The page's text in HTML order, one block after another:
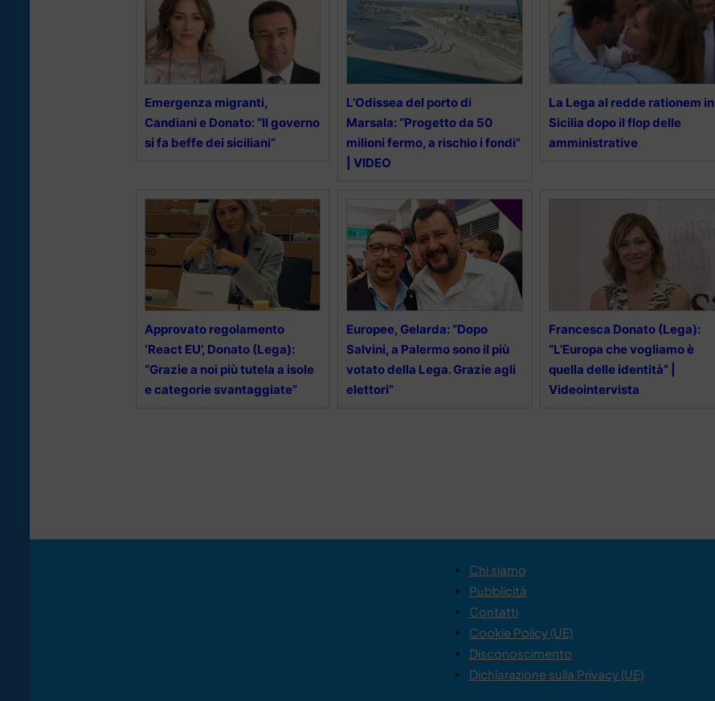
Emergenza migranti,
Candiani e Donato: “Il governo
si fa beffe dei siciliani”
L’Odissea del porto di
Marsala: “Progetto da 50
milioni fermo, a rischio i fondi”
| VIDEO
La Lega al redde rationem in
Sicilia dopo il flop delle
amministrative
Approvato regolamento
‘React EU’, Donato (Lega):
“Grazie a noi più tutela a isole
e categorie svantaggiate”
Europee, Gelarda: “Dopo
Salvini, a Palermo sono il più
votato della Lega. Grazie agli
elettori”
Francesca Donato (Lega):
“L’Europa che vogliamo è
quella delle identità” |
Videointervista
Chi siamo
Pubblicità
Contatti
Cookie Policy (UE)
Disconoscimento
Dichiarazione sulla Privacy (UE)